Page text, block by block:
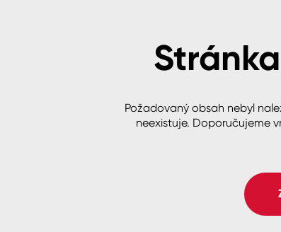
Ředidla, tužidla, čističe, technické
Požadovaný obsah nebyl
neexistuje. Doporučujeme